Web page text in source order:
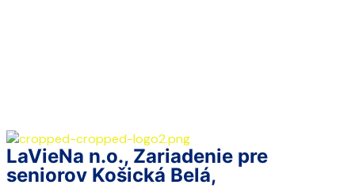
LaVieNa n.o., Zariadenie pre
seniorov Košická Belá,